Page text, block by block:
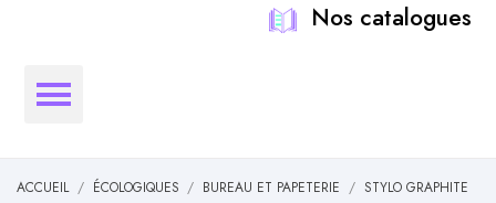
Nos catalogues
ACCUEIL ÉCOLOGIQUES BUREAU ET PAPETERIE
STYLO GRAPHITE